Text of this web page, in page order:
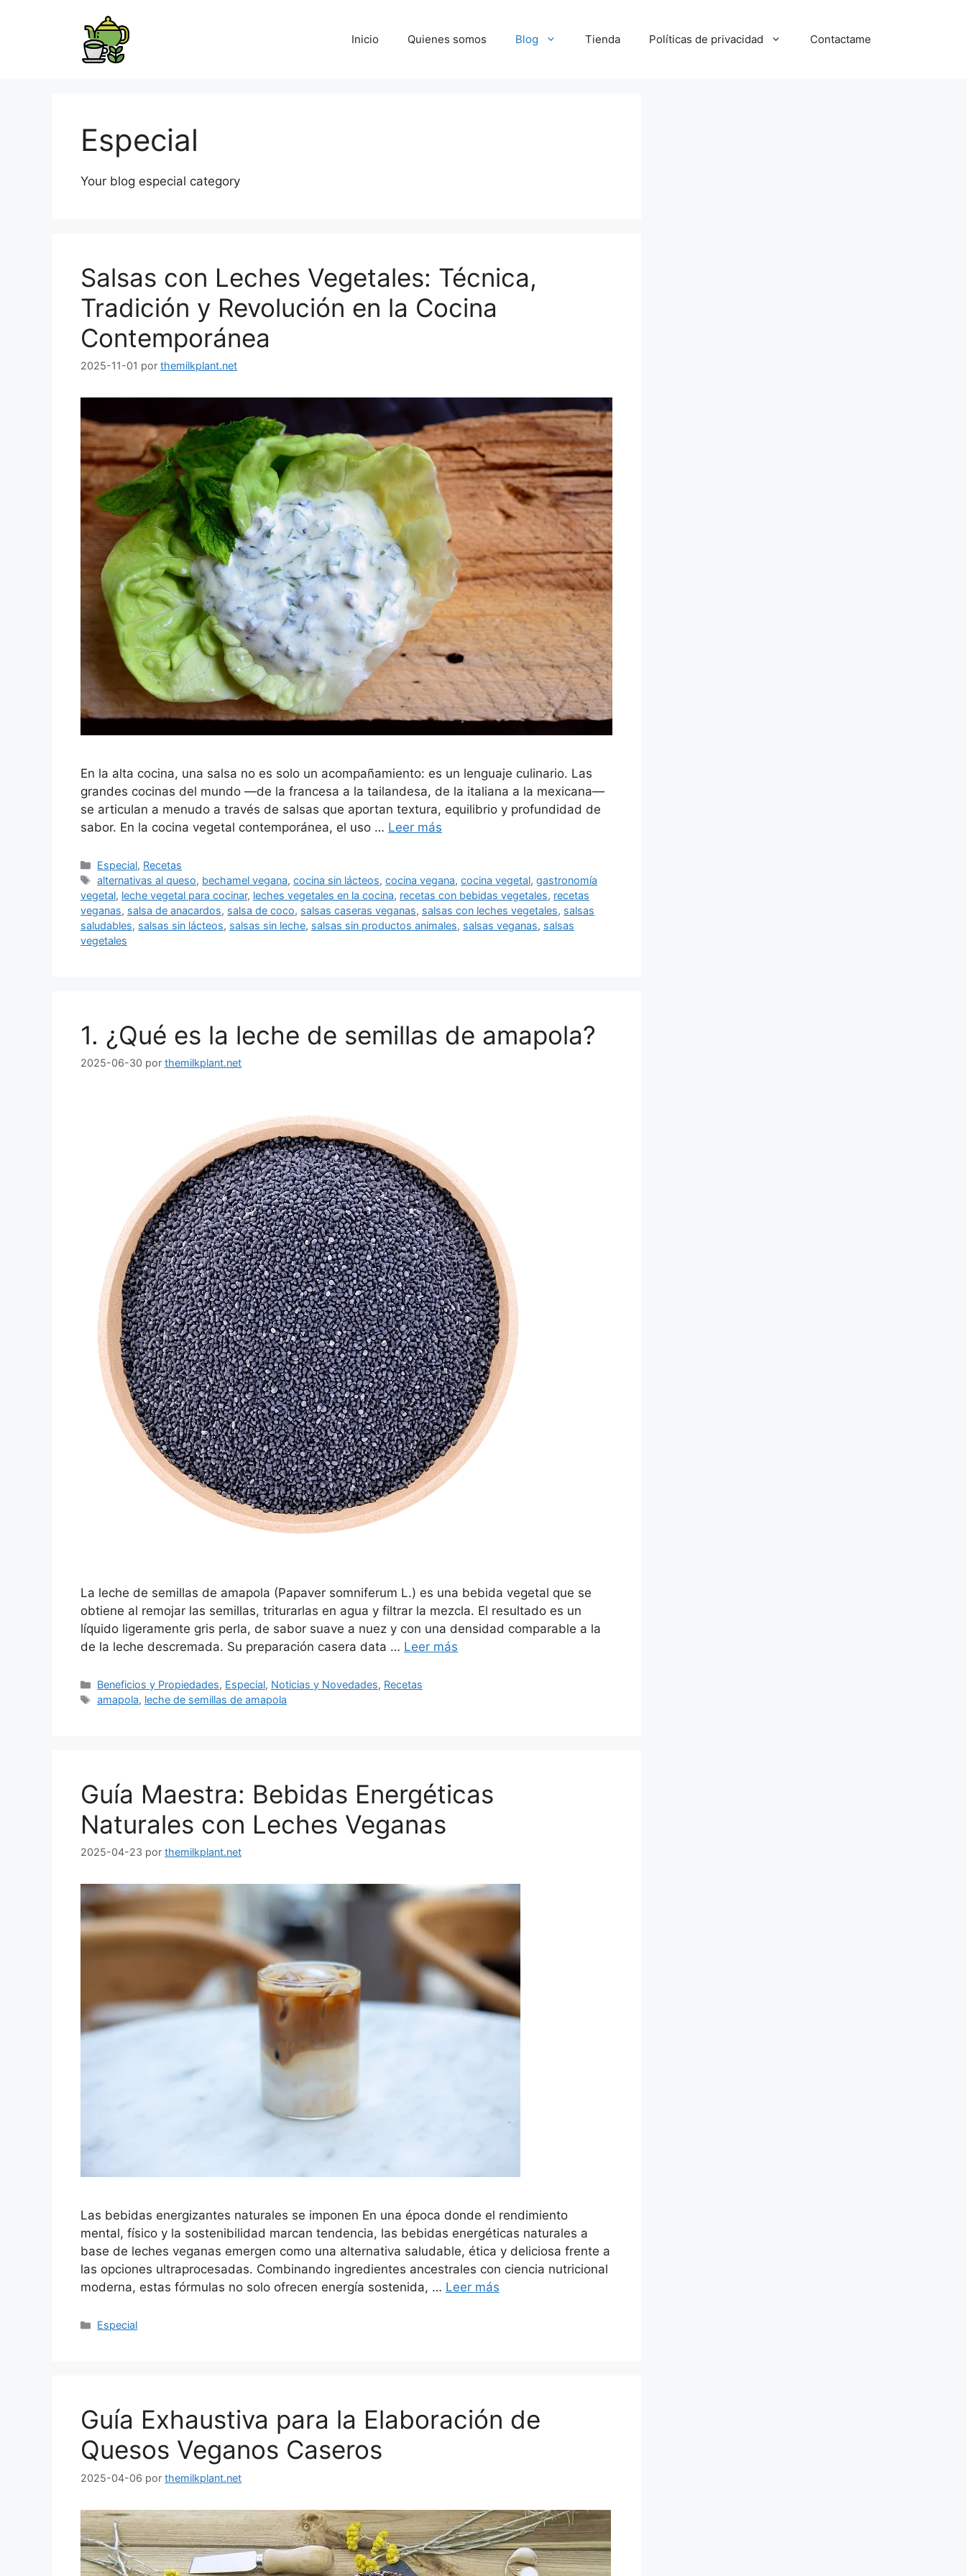
Inicio Quienes somos Blog Tienda Políticas de privacidad Contactame
Especial
Your blog especial category
Salsas con Leches Vegetales: Técnica,
Tradición y Revolución en la Cocina
Contemporánea
2025-11-01 por themilkplant.net
En la alta cocina, una salsa no es solo un acompañamiento: es un lenguaje culinario. Las
grandes cocinas del mundo —de la francesa a la tailandesa, de la italiana a la mexicana—
se articulan a menudo a través de salsas que aportan textura, equilibrio y profundidad de
sabor. En la cocina vegetal contemporánea, el uso … Leer más
Especial, Recetas
alternativas al queso, bechamel vegana,cocina sin lácteos,cocina vegana,cocina vegetal,gastronomía
vegetal, leche vegetal para cocinar, leches vegetales en la cocina, recetas con bebidas vegetales, recetas
veganas, salsa de anacardos, salsa de coco, salsas caseras veganas, salsas con leches vegetales, salsas
saludables, salsas sin lácteos, salsas sin leche, salsas sin productos animales, salsas veganas, salsas
vegetales
1. ¿Qué es la leche de semillas de amapola?
2025-06-30 por themilkplant.net
La leche de semillas de amapola (Papaver somniferum L.) es una bebida vegetal que se
obtiene al remojar las semillas, triturarlas en agua y filtrar la mezcla. El resultado es un
líquido ligeramente gris perla, de sabor suave a nuez y con una densidad comparable a la
de la leche descremada. Su preparación casera data … Leer más
Beneficios y Propiedades, Especial, Noticias y Novedades, Recetas
amapola, leche de semillas de amapola
Guía Maestra: Bebidas Energéticas
Naturales con Leches Veganas
2025-04-23 por themilkplant.net
Las bebidas energizantes naturales se imponen En una época donde el rendimiento
mental, físico y la sostenibilidad marcan tendencia, las bebidas energéticas naturales a
base de leches veganas emergen como una alternativa saludable, ética y deliciosa frente a
las opciones ultraprocesadas. Combinando ingredientes ancestrales con ciencia nutricional
moderna, estas fórmulas no solo ofrecen energía sostenida, … Leer más
Especial
Guía Exhaustiva para la Elaboración de
Quesos Veganos Caseros
2025-04-06 por themilkplant.net